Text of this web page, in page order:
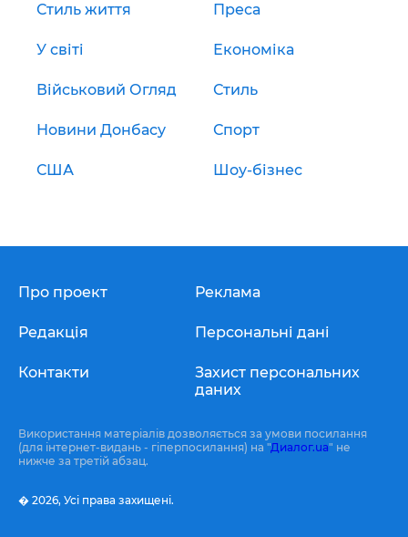
Стиль життя Преса
У світі Економіка
Військовий Огляд Стиль
Новини Донбасу Спорт
США Шоу-бізнес
Про проект
Редакція
Контакти
Реклама
Персональні дані
Захист персональних
даних
Використання матеріалів дозволяється за умови посилання
(для інтернет-видань - гіперпосилання) на "Диалог.ua" не
нижче за третій абзац.
� 2026, Усі права захищені.